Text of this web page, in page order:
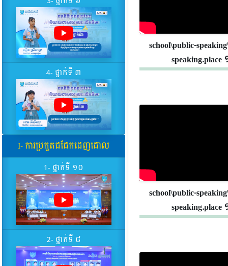
4- ថ្នាក់ទី ៣
I- ការប្រកួតជជែកដេញដោល
1- ថ្នាក់ទី ១០
2- ថ្នាក់ទី ៨
school\public-
speaking.place
school\public-
speaking.place